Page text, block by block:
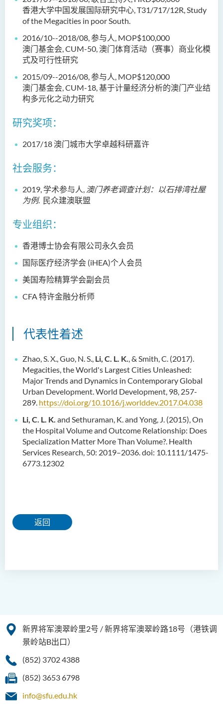
香港大学中国发展国际研究中心, T31/717/12R, Study
of the Megacities in poor South.
2016/10--2018/08, 参与人, MOP$100,000
澳门基金会, CUM-50, 澳门体育活动（赛事）商业化模
式及可行性研究
2015/09--2016/08, 参与人, MOP$120,000
澳门基金会, CUM-18, 基于计量经济分析的澳门产业结
构多元化之动力研究
研究奖项：
2017/18 澳门城市大学卓越科研嘉许
社会服务：
2019, 学术参与人, 澳门养老调查计划： 以石排湾社屋
为例. 民众建澳联盟
专业组织：
香港博士协会有限公司永久会员
国际医疗经济学会 (iHEA)个人会员
美国寿险精算学会副会员
CFA 特许金融分析师
代表性着述
Zhao, S. X., Guo, N. S., Li, C. L. K., & Smith, C. (2017).
Megacities, the World's Largest Cities Unleashed:
Major Trends and Dynamics in Contemporary Global
Urban Development. World Development, 98, 257-
289. https://doi.org/10.1016/j.worlddev.2017.04.038
Li, C. L. K. and Sethuraman, K. and Yong, J. (2015), On
the Hospital Volume and Outcome Relationship: Does
Specialization Matter More Than Volume?. Health
Services Research, 50: 2019–2036. doi: 10.1111/1475-
6773.12302
返回
新界将军澳翠岭里2号 / 新界将军澳翠岭路18号（港铁调
景岭站B出口）
(852) 3702 4388
(852) 3653 6798
info@sfu.edu.hk